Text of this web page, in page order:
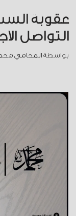
عقوبة
التواصل
بواسطة المحامي